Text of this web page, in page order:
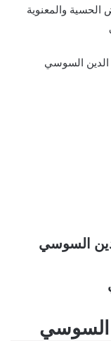
الحسية والمعنوية
الدين السوسي
السوسي
السوسي